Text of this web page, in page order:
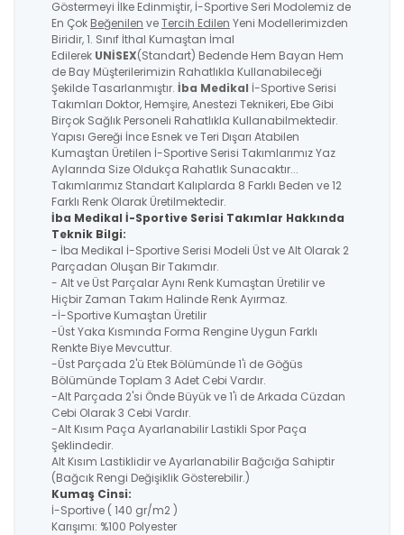
Göstermeyi İlke Edinmiştir, İ-Sportive Seri Modolemiz de
En Çok Beğenilen veTercih Edilen Yeni Modellerimizden
Biridir, 1. Sınıf İthal Kumaştan İmal
Edilerek UNİSEX(Standart) Bedende Hem Bayan Hem
de Bay Müşterilerimizin Rahatlıkla Kullanabileceği
Şekilde Tasarlanmıştır. İba Medikal İ-Sportive Serisi
Takımları Doktor, Hemşire, Anestezi Teknikeri, Ebe Gibi
Birçok Sağlık Personeli Rahatlıkla Kullanabilmektedir.
Yapısı Gereği İnce Esnek ve Teri Dışarı Atabilen
Kumaştan Üretilen İ-Sportive Serisi Takımlarımız Yaz
Aylarında Size Oldukça Rahatlık Sunacaktır...
Takımlarımız Standart Kalıplarda 8 Farklı Beden ve 12
Farklı Renk Olarak Üretilmektedir.
İba Medikal İ-Sportive Serisi Takımlar Hakkında
Teknik Bilgi:
- İba Medikal İ-Sportive Serisi Modeli Üst ve Alt Olarak 2
Parçadan Oluşan Bir Takımdır.
- Alt ve Üst Parçalar Aynı Renk Kumaştan Üretilir ve
Hiçbir Zaman Takım Halinde Renk Ayırmaz.
-İ-Sportive Kumaştan Üretilir
-Üst Yaka Kısmında Forma Rengine Uygun Farklı
Renkte Biye Mevcuttur.
-Üst Parçada 2'ü Etek Bölümünde 1'i de Göğüs
Bölümünde Toplam 3 Adet Cebi Vardır.
-Alt Parçada 2'si Önde Büyük ve 1'i de Arkada Cüzdan
Cebi Olarak 3 Cebi Vardır.
-Alt Kısım Paça Ayarlanabilir Lastikli Spor Paça
Şeklindedir.
Alt Kısım Lastiklidir ve Ayarlanabilir Bağcığa Sahiptir
(Bağcık Rengi Değişiklik Gösterebilir.)
Kumaş Cinsi:
İ-Sportive ( 140 gr/m2 )
Karışımı: %100 Polyester